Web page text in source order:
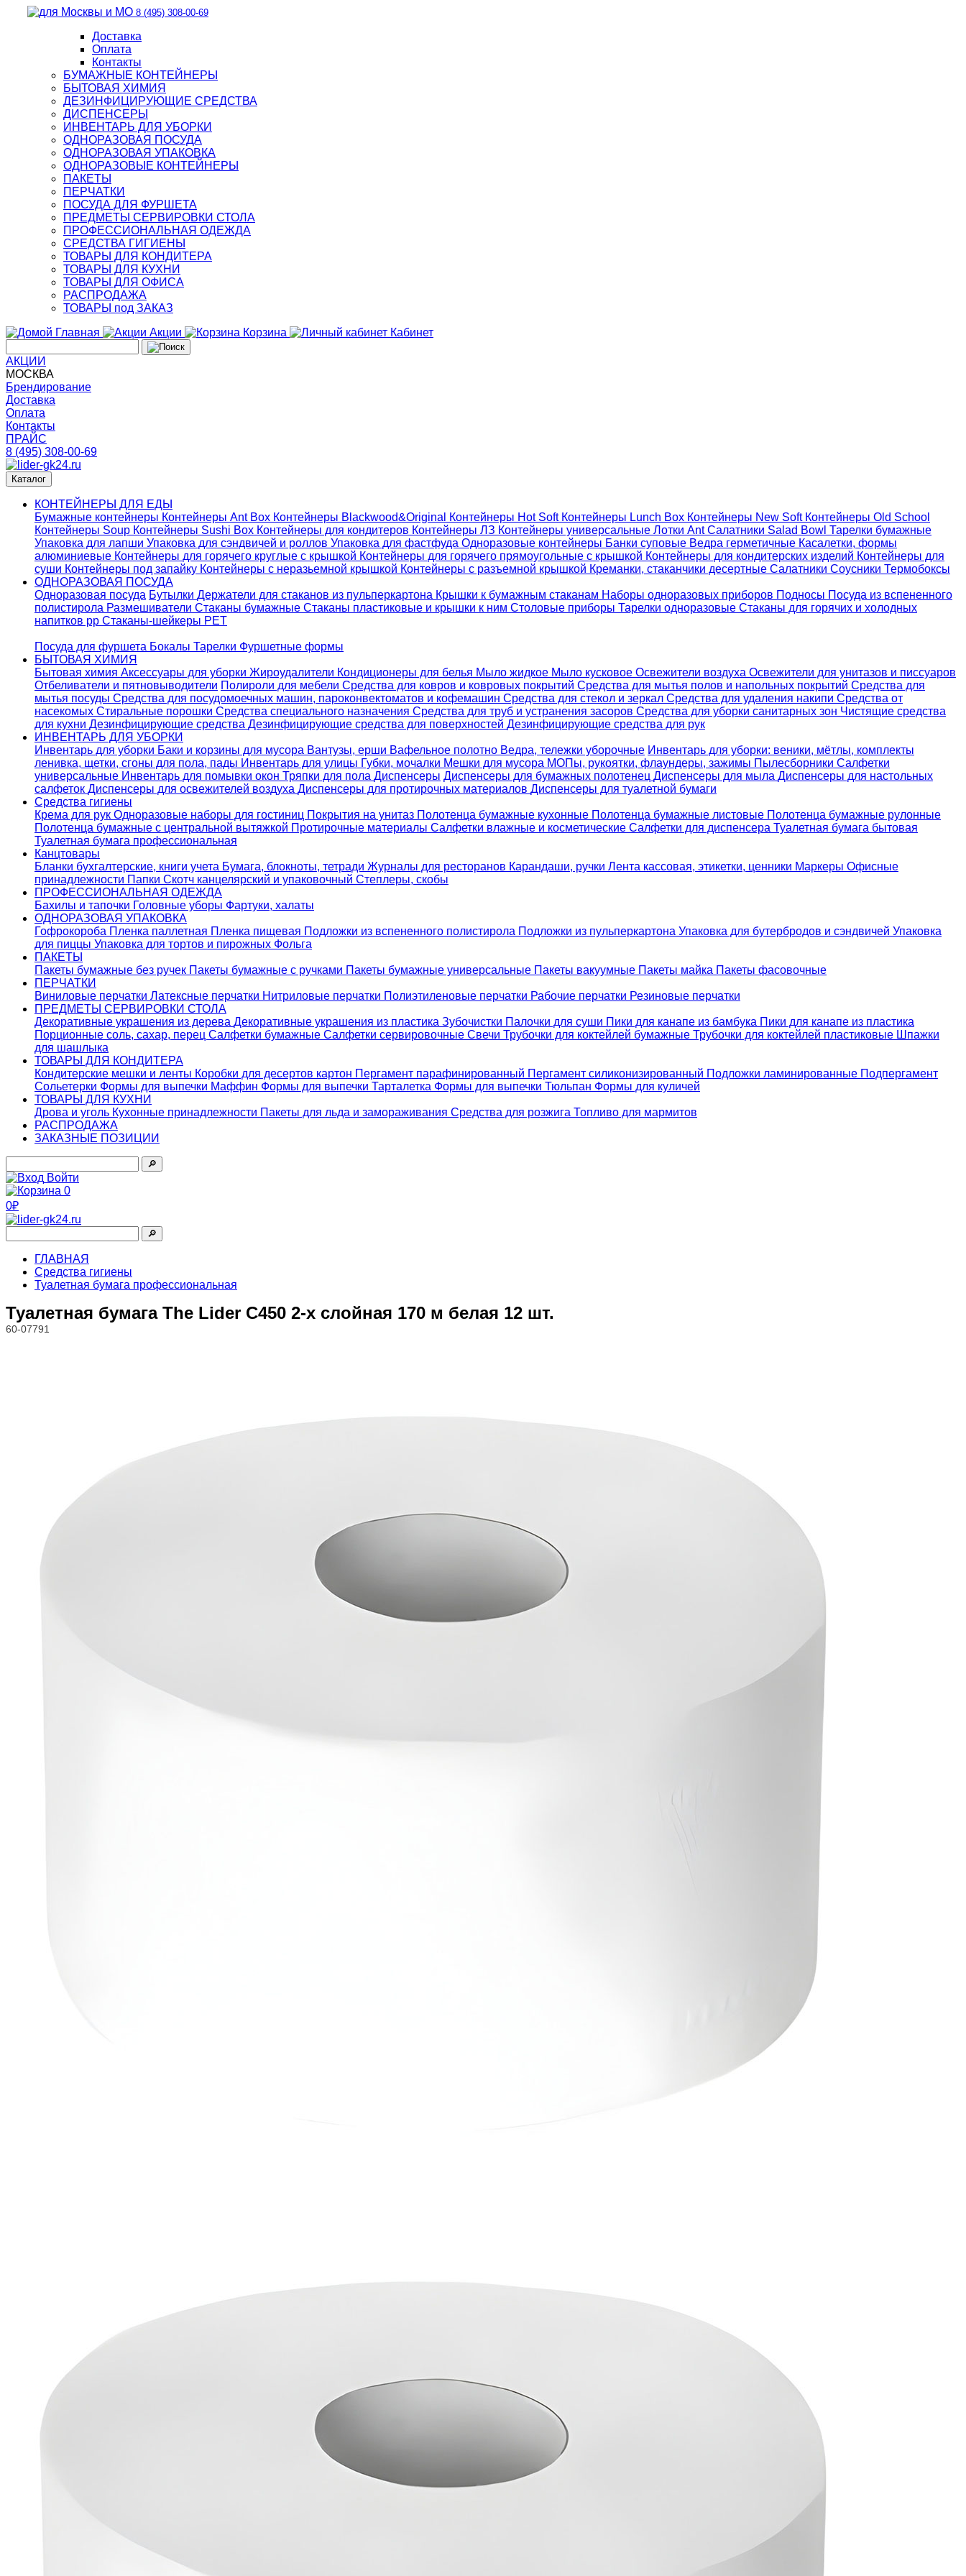
8 (495) 308-00-69
Доставка
Оплата
Контакты
БУМАЖНЫЕ КОНТЕЙНЕРЫ
БЫТОВАЯ ХИМИЯ
ДЕЗИНФИЦИРУЮЩИЕ СРЕДСТВА
ДИСПЕНСЕРЫ
ИНВЕНТАРЬ ДЛЯ УБОРКИ
ОДНОРАЗОВАЯ ПОСУДА
ОДНОРАЗОВАЯ УПАКОВКА
ОДНОРАЗОВЫЕ КОНТЕЙНЕРЫ
ПАКЕТЫ
ПЕРЧАТКИ
ПОСУДА ДЛЯ ФУРШЕТА
ПРЕДМЕТЫ СЕРВИРОВКИ СТОЛА
ПРОФЕССИОНАЛЬНАЯ ОДЕЖДА
СРЕДСТВА ГИГИЕНЫ
ТОВАРЫ ДЛЯ КОНДИТЕРА
ТОВАРЫ ДЛЯ КУХНИ
ТОВАРЫ ДЛЯ ОФИСА
РАСПРОДАЖА
ТОВАРЫ под ЗАКАЗ
Главная
Акции Корзина Кабинет
АКЦИИ
МОСКВА
Брендирование
Доставка
Оплата
Контакты
ПРАЙС
8 (495) 308-00-69
Каталог
КОНТЕЙНЕРЫ ДЛЯ ЕДЫ
Бумажные контейнеры Контейнеры Ant Box Контейнеры Blackwood&Original Контейнеры Hot Soft Контейнеры Lunch Box Контейнеры New Soft Контейнеры Old School
Контейнеры Soup Контейнеры Sushi Box Контейнеры для кондитеров Контейнеры ЛЗ Контейнеры универсальные Лотки AntСалатники Salad Bowl Тарелки бумажные
Упаковка для лапши Упаковка для сэндвичей и роллов Упаковка для фастфуда Одноразовые контейнеры Банки суповые Ведра герметичные Касалетки, формы
алюминиевые Контейнеры для горячего круглые с крышкой Контейнеры для горячего прямоугольные с крышкой Контейнеры для кондитерских изделий Контейнеры для
суши Контейнеры под запайку Контейнеры с неразьемной крышкой Контейнеры с разъемной крышкой Креманки, стаканчики десертные Салатники Соусники Термобоксы
ОДНОРАЗОВАЯ ПОСУДА
Одноразовая посуда Бутылки Держатели для стаканов из пульперкартона Крышки к бумажным стаканам Наборы одноразовых приборов Подносы Посуда из вспененного
полистирола Размешиватели Стаканы бумажные Стаканы пластиковые и крышки к ним Столовые приборы Тарелки одноразовые Стаканы для горячих и холодных
напитков pp Стаканы-шейкеры PET
Посуда для фуршета Бокалы Тарелки Фуршетные формы
БЫТОВАЯ ХИМИЯ
Бытовая химия Аксессуары для уборки Жироудалители Кондиционеры для белья Мыло жидкое Мыло кусковое Освежители воздуха Освежители для унитазов и писсуаров
Отбеливатели и пятновыводители Полироли для мебели Средства для ковров и ковровых покрытий Средства для мытья полов и напольных покрытий Средства для
мытья посуды Средства для посудомоечных машин, пароконвектоматов и кофемашин Средства для стекол и зеркал Средства для удаления накипи Средства от
насекомых Стиральные порошки Cредства специального назначения Средства для труб и устранения засоров Средства для уборки санитарных зон Чистящие средства
для кухни Дезинфицирующие средства Дезинфицирующие средства для поверхностей Дезинфицирующие средства для рук
ИНВЕНТАРЬ ДЛЯ УБОРКИ
Инвентарь для уборки Баки и корзины для мусора Вантузы, ерши Вафельное полотно Ведра, тележки уборочные Инвентарь для уборки: веники, мётлы, комплекты
ленивка, щетки, сгоны для пола, пады Инвентарь для улицы Губки, мочалки Мешки для мусора МОПы, рукоятки, флаундеры, зажимы Пылесборники Салфетки
универсальные Инвентарь для помывки окон Тряпки для пола Диспенсеры Диспенсеры для бумажных полотенец Диспенсеры для мыла Диспенсеры для настольных
салфеток Диспенсеры для освежителей воздуха Диспенсеры для протирочных материалов Диспенсеры для туалетной бумаги
Средства гигиены
Крема для рук Одноразовые наборы для гостиниц Покрытия на унитаз Полотенца бумажные кухонные Полотенца бумажные листовые Полотенца бумажные рулонные
Полотенца бумажные с центральной вытяжкой Протирочные материалы Салфетки влажные и косметические Салфетки для диспенсера Туалетная бумага бытовая
Туалетная бумага профессиональная
Канцтовары
Бланки бухгалтерские, книги учета Бумага, блокноты, тетради Журналы для ресторанов Карандаши, ручки Лента кассовая, этикетки, ценники Маркеры Офисные
принадлежности Папки Скотч канцелярский и упаковочный Степлеры, скобы
ПРОФЕССИОНАЛЬНАЯ ОДЕЖДА
Бахилы и тапочки Головные уборы Фартуки, халаты
ОДНОРАЗОВАЯ УПАКОВКА
Гофрокороба Пленка паллетная Пленка пищевая Подложки из вспененного полистирола Подложки из пульперкартона Упаковка для бутербродов и сэндвичей Упаковка
для пиццы Упаковка для тортов и пирожных Фольга
ПАКЕТЫ
Пакеты бумажные без ручек Пакеты бумажные с ручками Пакеты бумажные универсальные Пакеты вакуумные Пакеты майка Пакеты фасовочные
ПЕРЧАТКИ
Виниловые перчатки Латексные перчатки Нитриловые перчатки Полиэтиленовые перчатки Рабочие перчатки Резиновые перчатки
ПРЕДМЕТЫ СЕРВИРОВКИ СТОЛА
Декоративные украшения из дерева Декоративные украшения из пластика Зубочистки Палочки для суши Пики для канапе из бамбука Пики для канапе из пластика
Порционные соль, сахар, перец Салфетки бумажные Салфетки сервировочные Свечи Трубочки для коктейлей бумажные Трубочки для коктейлей пластиковые Шпажки
для шашлыка
ТОВАРЫ ДЛЯ КОНДИТЕРА
Кондитерские мешки и ленты Коробки для десертов картон Пергамент парафинированный Пергамент силиконизированный Подложки ламинированные Подпергамент
Сольетерки Формы для выпечки Маффин Формы для выпечки Тарталетка Формы для выпечки Тюльпан Формы для куличей
ТОВАРЫ ДЛЯ КУХНИ
Дрова и уголь Кухонные принадлежности Пакеты для льда и замораживания Средства для розжига Топливо для мармитов
РАСПРОДАЖА
ЗАКАЗНЫЕ ПОЗИЦИИ
🔎︎
Войти
0
0₽
🔎︎
ГЛАВНАЯ
Средства гигиены
Туалетная бумага профессиональная
Туалетная бумага The Lider С450 2-х слойная 170 м белая 12 шт.
60-07791